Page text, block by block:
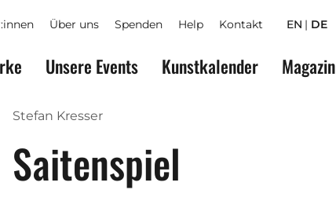
Über uns Spenden Help Kontakt EN DE
Unsere Events Kunstkalender Magazin
Stefan Kresser
Saitenspiel